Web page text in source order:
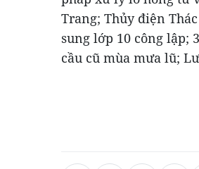
Trang; Thủy điện
sung lớp 10 công lập;
cầu cũ mùa mưa lũ;